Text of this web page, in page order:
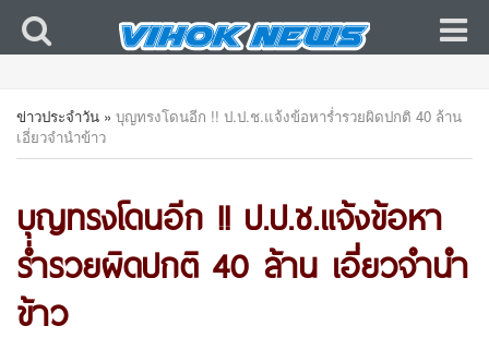
ข่าวประจำวัน » บุญทรงโดนอีก !! ป.ป.ช.แจ้งข้อหาร่ำรวยผิดปกติ 40 ล้าน
เอี่ยวจำนำข้าว
บุญทรงโดนอีก !! ป.ป.ช.แจ้งข้อหา
ร่ำรวยผิดปกติ 40 ล้าน เอี่ยวจำนำ
ข้าว